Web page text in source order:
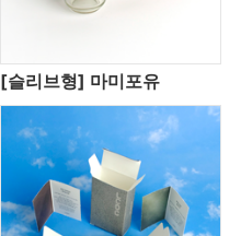
[슬리브형] 마미포유